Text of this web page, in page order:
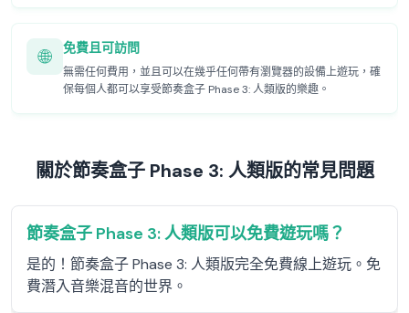
🌐 免費且可訪問
無需任何費用，並且可以在幾乎任何帶有瀏覽器的設備上遊玩，確
保每個人都可以享受節奏盒子 Phase 3: 人類版的樂趣。
關於節奏盒子 Phase 3: 人類版的常見問題
節奏盒子 Phase 3: 人類版可以免費遊玩嗎？
是的！節奏盒子 Phase 3: 人類版完全免費線上遊玩。免
費潛入音樂混音的世界。